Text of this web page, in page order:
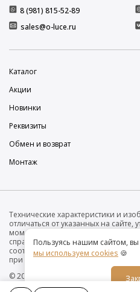
8 (981) 815-52-89
sales@o-luce.ru
Каталог
Акции
Новинки
Реквизиты
Обмен и возврат
Монтаж
Технические характеристики и
отличаться от указанных на сайте,
момент покупки и оплаты. Вся
справочный характер и не
соответствии с пунктом 2 статьи
при покупке проверять наличие
© 2019-2026 Интернет-магазин
Пользуясь нашим сайтом, вы
мы используем cookies 🍪